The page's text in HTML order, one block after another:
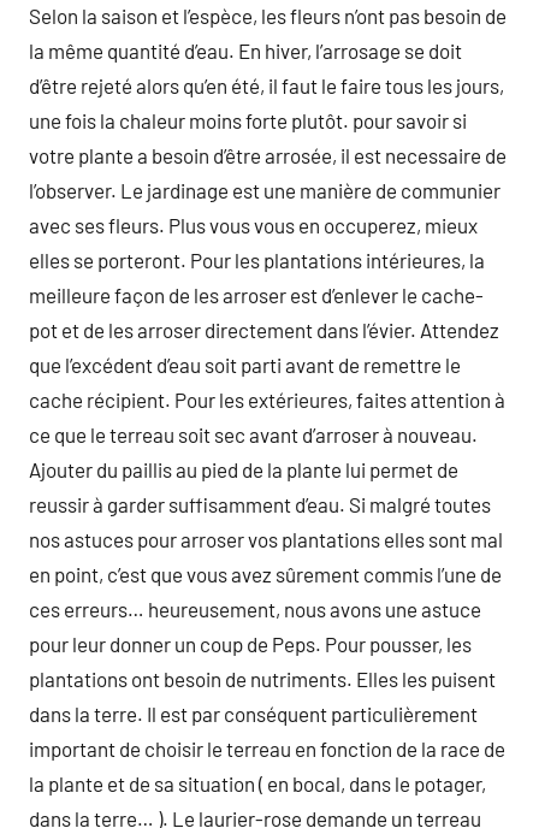
Selon la saison et l’espèce, les fleurs n’ont pas besoin de
la même quantité d’eau. En hiver, l’arrosage se doit
d’être rejeté alors qu’en été, il faut le faire tous les jours,
une fois la chaleur moins forte plutôt. pour savoir si
votre plante a besoin d’être arrosée, il est necessaire de
l’observer. Le jardinage est une manière de communier
avec ses fleurs. Plus vous vous en occuperez, mieux
elles se porteront. Pour les plantations intérieures, la
meilleure façon de les arroser est d’enlever le cache-
pot et de les arroser directement dans l’évier. Attendez
que l’excédent d’eau soit parti avant de remettre le
cache récipient. Pour les extérieures, faites attention à
ce que le terreau soit sec avant d’arroser à nouveau.
Ajouter du paillis au pied de la plante lui permet de
reussir à garder suffisamment d’eau. Si malgré toutes
nos astuces pour arroser vos plantations elles sont mal
en point, c’est que vous avez sûrement commis l’une de
ces erreurs… heureusement, nous avons une astuce
pour leur donner un coup de Peps. Pour pousser, les
plantations ont besoin de nutriments. Elles les puisent
dans la terre. Il est par conséquent particulièrement
important de choisir le terreau en fonction de la race de
la plante et de sa situation ( en bocal, dans le potager,
dans la terre… ). Le laurier-rose demande un terreau